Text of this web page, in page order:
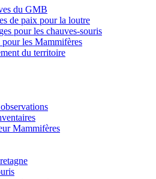
du GMB
de paix pour la loutre
pour les chauves-souris
les Mammifères
du territoire
Mammifères